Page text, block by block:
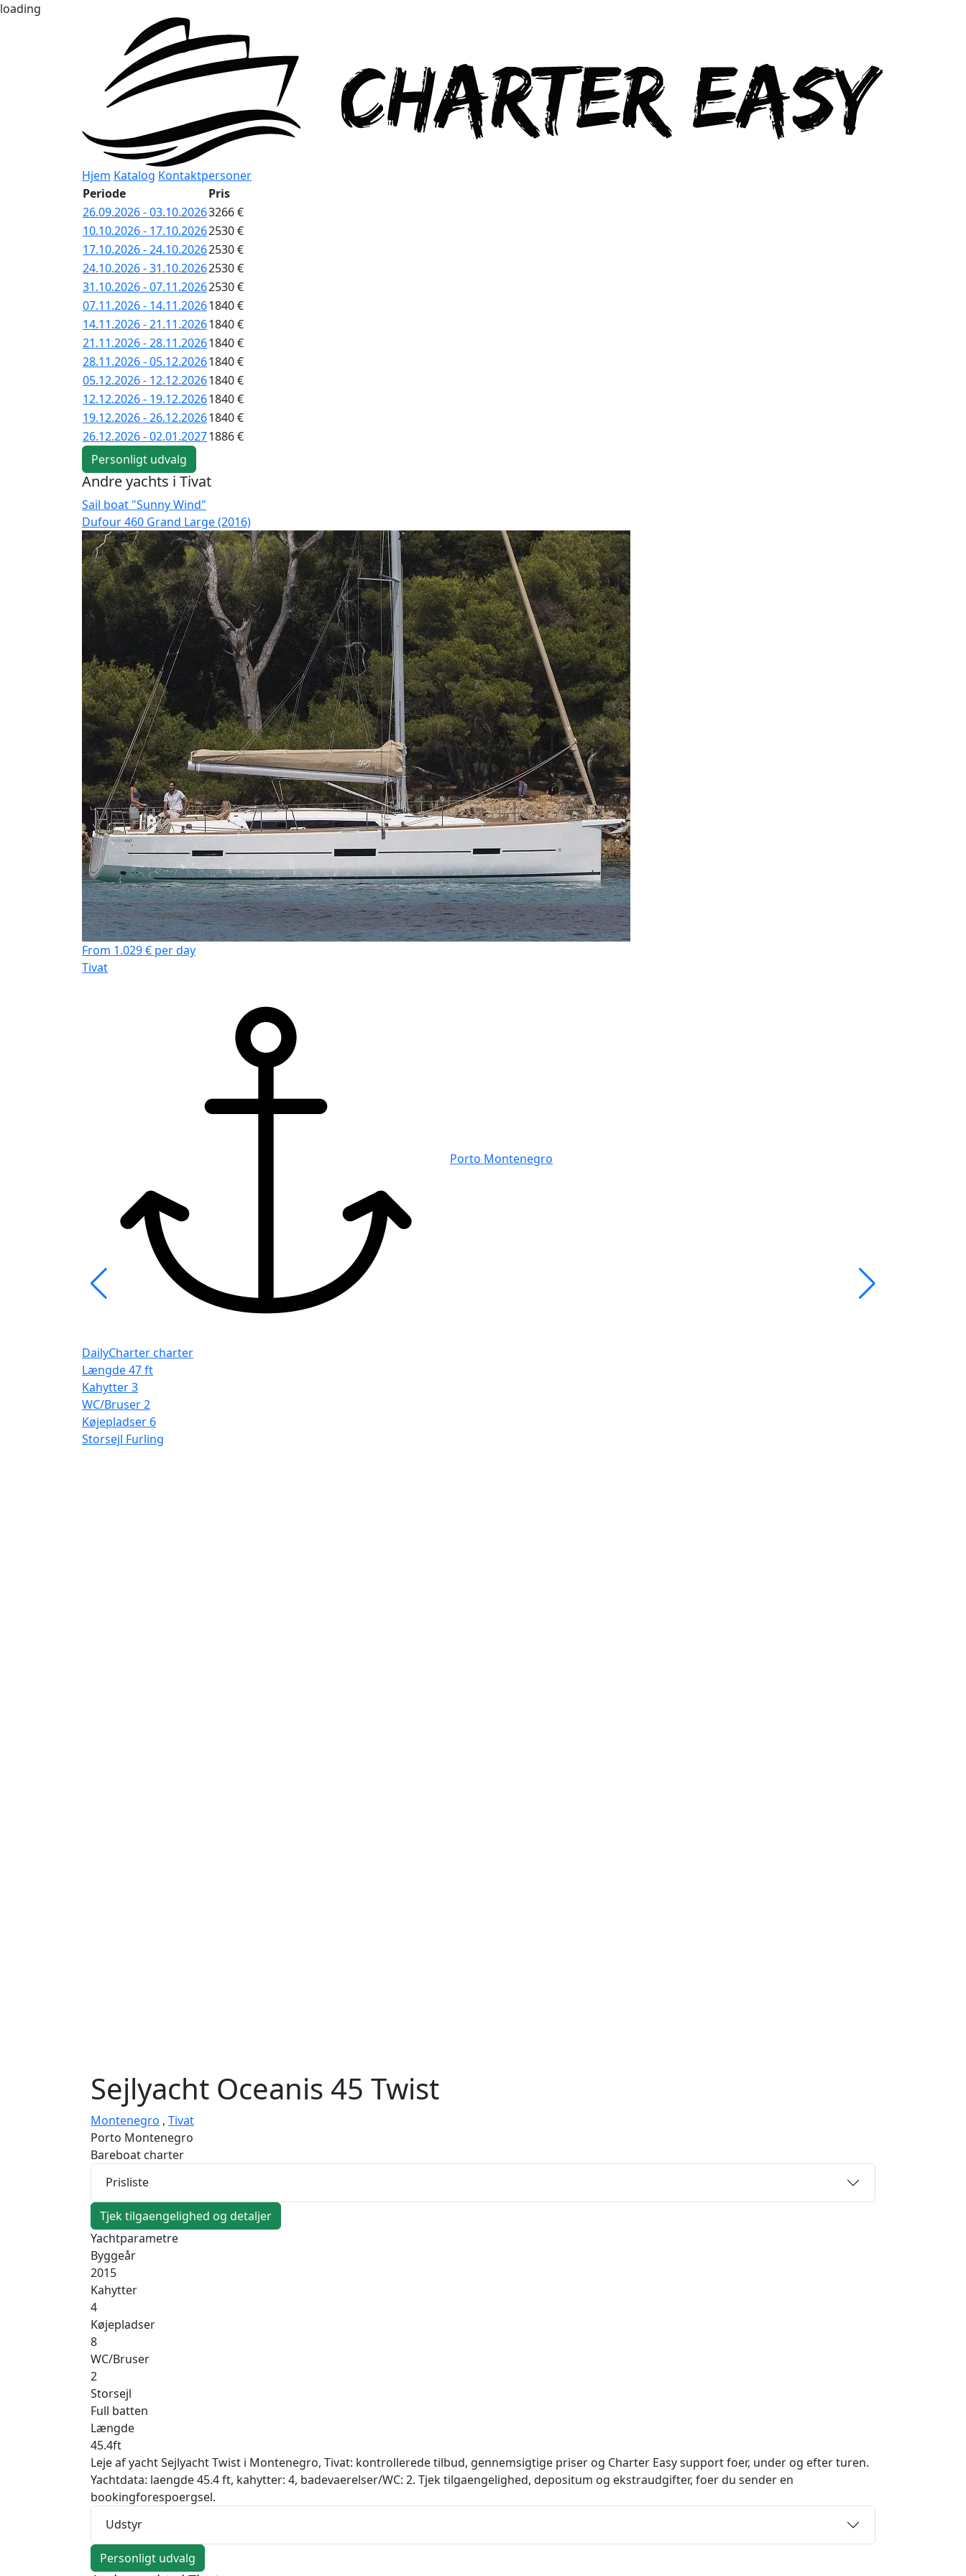
loading
Hjem Katalog Kontaktpersoner
Periode
Pris
26.09.2026 - 03.10.20263266 €
10.10.2026 - 17.10.20262530 €
17.10.2026 - 24.10.20262530 €
24.10.2026 - 31.10.20262530 €
31.10.2026 - 07.11.20262530 €
07.11.2026 - 14.11.20261840 €
14.11.2026 - 21.11.20261840 €
21.11.2026 - 28.11.20261840 €
28.11.2026 - 05.12.20261840 €
05.12.2026 - 12.12.20261840 €
12.12.2026 - 19.12.20261840 €
19.12.2026 - 26.12.20261840 €
26.12.2026 - 02.01.20271886 €
Personligt udvalg
Andre yachts i Tivat
Sail boat "Sunny Wind"
Dufour 460 Grand Large (2016)
From 1.029 € per day
Tivat
Porto Montenegro
DailyCharter charter
Længde47 ft
Kahytter3
WC/Bruser2
Køjepladser 6
Storsejl Furling
Sejlyacht Oceanis 45 Twist
Montenegro , Tivat
Porto Montenegro
Bareboat charter
Prisliste
Tjek tilgaengelighed og detaljer
Yachtparametre
Byggeår
2015
Kahytter
4
Køjepladser
8
WC/Bruser
2
Storsejl
Full batten
Længde
45.4ft
Leje af yacht Sejlyacht Twist i Montenegro, Tivat: kontrollerede tilbud, gennemsigtige priser og Charter Easy support foer, under og efter turen.
Yachtdata: laengde 45.4 ft, kahytter: 4, badevaerelser/WC: 2. Tjek tilgaengelighed, depositum og ekstraudgifter, foer du sender en
bookingforespoergsel.
Udstyr
Personligt udvalg